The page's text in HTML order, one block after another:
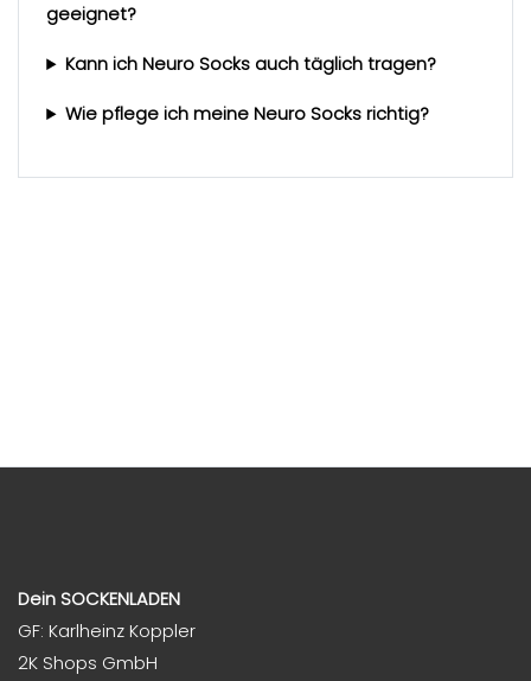
geeignet?
Kann ich Neuro Socks auch täglich tragen?
Wie pflege ich meine Neuro Socks richtig?
Dein SOCKENLADEN
GF: Karlheinz Koppler
2K Shops GmbH